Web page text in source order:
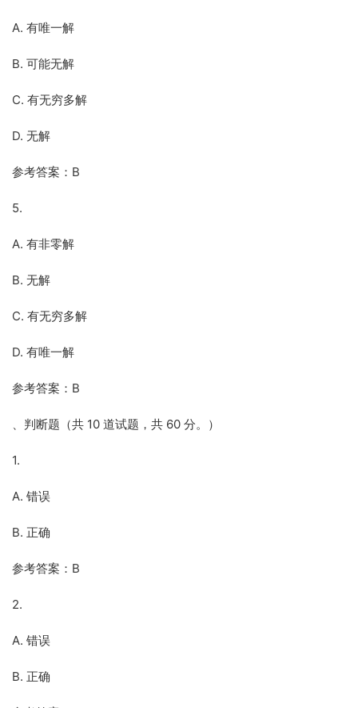
A. 有唯一解
B. 可能无解
C. 有无穷多解
D. 无解
参考答案：B
5.
A. 有非零解
B. 无解
C. 有无穷多解
D. 有唯一解
参考答案：B
、判断题（共 10 道试题，共 60 分。）
1.
A. 错误
B. 正确
参考答案：B
2.
A. 错误
B. 正确